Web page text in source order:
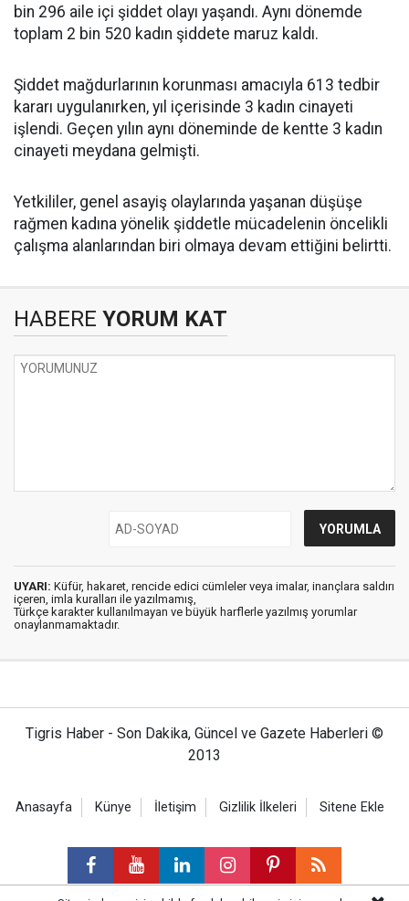
bin 296 aile içi şiddet olayı yaşandı. Aynı dönemde
toplam 2 bin 520 kadın şiddete maruz kaldı.
‎Şiddet mağdurlarının korunması amacıyla 613 tedbir
kararı uygulanırken, yıl içerisinde 3 kadın cinayeti
işlendi. Geçen yılın aynı döneminde de kentte 3 kadın
cinayeti meydana gelmişti.
Yetkililer, genel asayiş olaylarında yaşanan düşüşe
rağmen kadına yönelik şiddetle mücadelenin öncelikli
çalışma alanlarından biri olmaya devam ettiğini belirtti.
HABERE YORUM KAT
UYARI: Küfür, hakaret, rencide edici cümleler veya imalar, inançlara saldırı
içeren, imla kuralları ile yazılmamış,
Türkçe karakter kullanılmayan ve büyük harflerle yazılmış yorumlar
onaylanmamaktadır.
Tigris Haber - Son Dakika, Güncel ve Gazete Haberleri ©
2013
Anasayfa Künye İletişim Gizlilik İlkeleri Sitene Ekle